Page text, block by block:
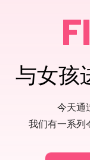
与女孩
今天通
我们有一系列